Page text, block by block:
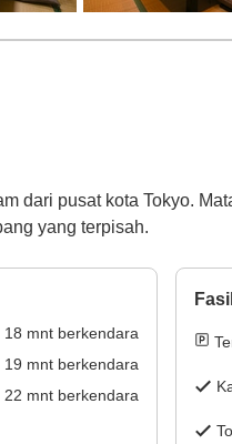
dari pusat kota Tokyo.
yang terpisah.
18 mnt berkendara
19 mnt berkendara
22 mnt berkendara